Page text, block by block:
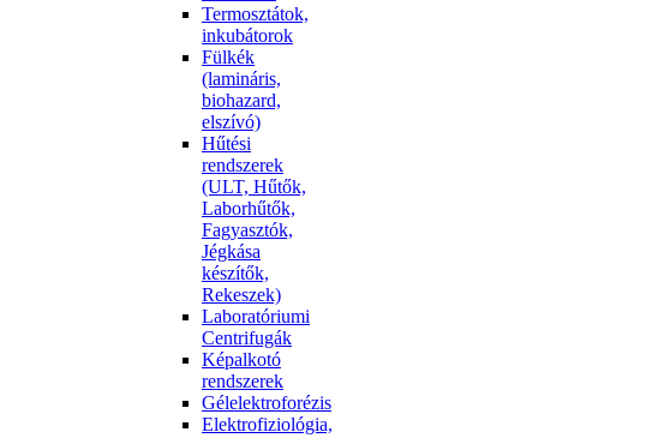
Termosztátok,
inkubátorok
Fülkék
(lamináris,
biohazard,
elszívó)
Hűtési
rendszerek
(ULT, Hűtők,
Laborhűtők,
Fagyasztók,
Jégkása
készítők,
Rekeszek)
Laboratóriumi
Centrifugák
Képalkotó
rendszerek
Gélelektroforézis
Elektrofiziológia,